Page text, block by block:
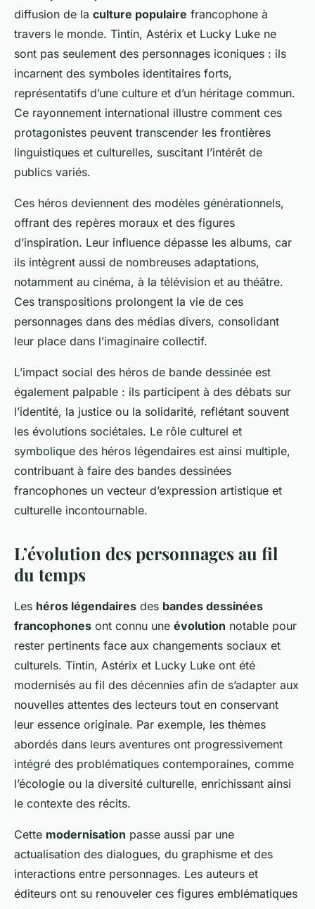
diffusion de la culture populaire francophone à
travers le monde. Tintin, Astérix et Lucky Luke ne
sont pas seulement des personnages iconiques : ils
incarnent des symboles identitaires forts,
représentatifs d’une culture et d’un héritage commun.
Ce rayonnement international illustre comment ces
protagonistes peuvent transcender les frontières
linguistiques et culturelles, suscitant l’intérêt de
publics variés.
Ces héros deviennent des modèles générationnels,
offrant des repères moraux et des figures
d’inspiration. Leur influence dépasse les albums, car
ils intègrent aussi de nombreuses adaptations,
notamment au cinéma, à la télévision et au théâtre.
Ces transpositions prolongent la vie de ces
personnages dans des médias divers, consolidant
leur place dans l’imaginaire collectif.
L’impact social des héros de bande dessinée est
également palpable : ils participent à des débats sur
l’identité, la justice ou la solidarité, reflétant souvent
les évolutions sociétales. Le rôle culturel et
symbolique des héros légendaires est ainsi multiple,
contribuant à faire des bandes dessinées
francophones un vecteur d’expression artistique et
culturelle incontournable.
L’évolution des personnages au fil
du temps
Les héros légendaires des bandes dessinées
francophones ont connu une évolution notable pour
rester pertinents face aux changements sociaux et
culturels. Tintin, Astérix et Lucky Luke ont été
modernisés au fil des décennies afin de s’adapter aux
nouvelles attentes des lecteurs tout en conservant
leur essence originale. Par exemple, les thèmes
abordés dans leurs aventures ont progressivement
intégré des problématiques contemporaines, comme
l’écologie ou la diversité culturelle, enrichissant ainsi
le contexte des récits.
Cette modernisation passe aussi par une
actualisation des dialogues, du graphisme et des
interactions entre personnages. Les auteurs et
éditeurs ont su renouveler ces figures emblématiques